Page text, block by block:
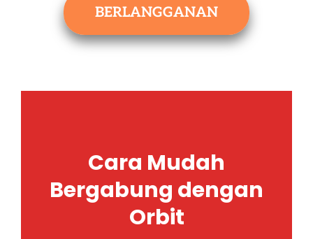
BERLANGGANAN
Cara Mudah
Bergabung dengan
Orbit